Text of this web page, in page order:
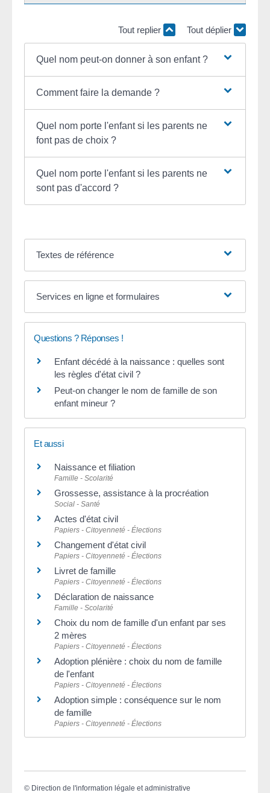
Tout replier Tout déplier
Quel nom peut-on donner à son enfant ?
Comment faire la demande ?
Quel nom porte l'enfant si les parents ne
font pas de choix ?
Quel nom porte l'enfant si les parents ne
sont pas d'accord ?
Textes de référence
Services en ligne et formulaires
Questions ? Réponses !
Enfant décédé à la naissance : quelles sont
les règles d'état civil ?
Peut-on changer le nom de famille de son
enfant mineur ?
Et aussi
Naissance et filiation
Famille - Scolarité
Grossesse, assistance à la procréation
Social - Santé
Actes d'état civil
Papiers - Citoyenneté - Élections
Changement d'état civil
Papiers - Citoyenneté - Élections
Livret de famille
Papiers - Citoyenneté - Élections
Déclaration de naissance
Famille - Scolarité
Choix du nom de famille d'un enfant par ses
2 mères
Papiers - Citoyenneté - Élections
Adoption plénière : choix du nom de famille
de l'enfant
Papiers - Citoyenneté - Élections
Adoption simple : conséquence sur le nom
de famille
Papiers - Citoyenneté - Élections
© Direction de l'information légale et administrative